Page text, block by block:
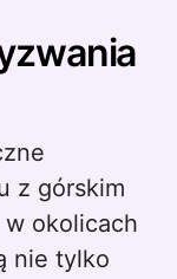
z górskim
w okolicach
nie tylko